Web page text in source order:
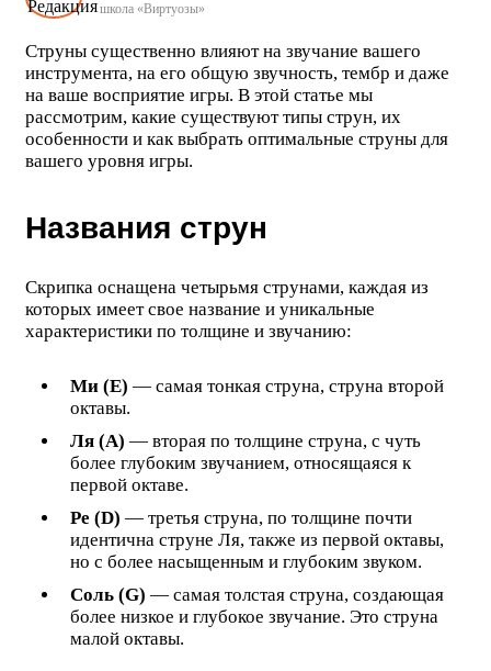
Струны существенно влияют на звучание вашего
инструмента, на его общую звучность, тембр и даже
на ваше восприятие игры. В этой статье мы
рассмотрим, какие существуют типы струн, их
особенности и как выбрать оптимальные струны для
вашего уровня игры.
Названия струн
Скрипка оснащена четырьмя струнами, каждая из
которых имеет свое название и уникальные
характеристики по толщине и звучанию:
Ми (E) — самая тонкая струна, струна второй
октавы.
Ля (A) — вторая по толщине струна, с чуть
более глубоким звучанием, относящаяся к
первой октаве.
Ре (D) — третья струна, по толщине почти
идентична струне Ля, также из первой октавы,
но с более насыщенным и глубоким звуком.
Соль (G) — самая толстая струна, создающая
более низкое и глубокое звучание. Это струна
малой октавы.
школа «Виртуозы»